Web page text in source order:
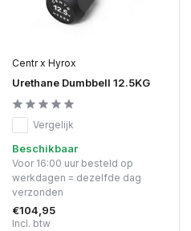
Centr x Hyrox
Urethane Dumbbell 12.5KG
Vergelijk
Beschikbaar
Voor 16:00 uur besteld op
werkdagen = dezelfde dag
verzonden
€104,95
Incl. btw